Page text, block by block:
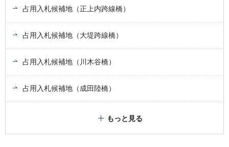
占用入札候補地（正上内跨線橋）
占用入札候補地（大堤跨線橋）
占用入札候補地（川木谷橋）
占用入札候補地（成田陸橋）
もっと見る